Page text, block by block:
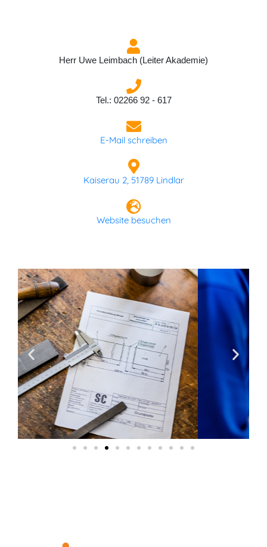
Herr Uwe Leimbach (Leiter Akademie)
Tel.: 02266 92 - 617
E-Mail schreiben
Kaiserau 2, 51789 Lindlar
Website besuchen